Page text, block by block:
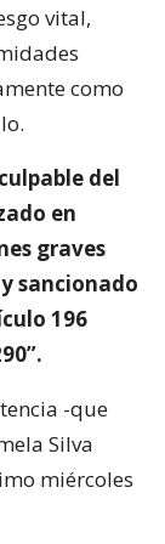
vital,
como
del
en
graves
sancionado
196
-que
Silva
miércoles